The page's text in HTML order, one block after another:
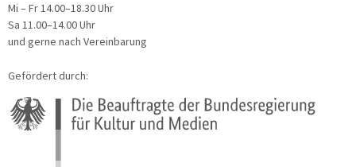
Mi – Fr 14.00–18.30 Uhr
Sa 11.00–14.00 Uhr
und gerne nach Vereinbarung
Gefördert durch: